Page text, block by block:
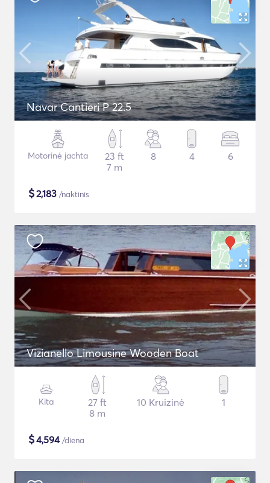
Navar Cantieri P 22.5
Motorinė jachta
23 ft
7 m
8 4 6
$2,183 /naktinis
Vizianello Limousine Wooden Boat
Kita
27 ft
8 m
10 Kruizinė 1
$4,594/diena